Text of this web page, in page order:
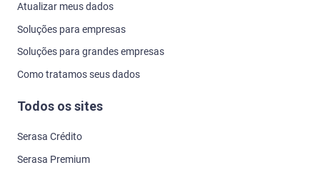
Atualizar meus dados
Soluções para empresas
Soluções para grandes empresas
Como tratamos seus dados
Todos os sites
Serasa Crédito
Serasa Premium